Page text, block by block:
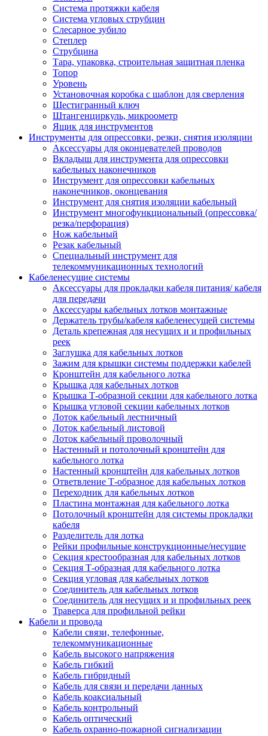
Система протяжки кабеля
Система угловых струбцин
Слесарное зубило
Степлер
Струбцина
Тара, упаковка, строительная защитная пленка
Топор
Уровень
Установочная коробка с шаблон для сверления
Шестигранный ключ
Штангенциркуль, микроометр
Ящик для инструментов
Инструменты для опрессовки, резки, снятия изоляции
Аксессуары для оконцевателей проводов
Вкладыш для инструмента для опрессовки
кабельных наконечников
Инструмент для опрессовки кабельных
наконечников, оконцевания
Инструмент для снятия изоляции кабельный
Инструмент многофункциональный (опрессовка/
резка/перфорация)
Нож кабельный
Резак кабельный
Специальный инструмент для
телекоммуникационных технологий
Кабеленесущие системы
Аксессуары для прокладки кабеля питания/ кабеля
для передачи
Аксессуары кабельных лотков монтажные
Держатель трубы/кабеля кабеленесущей системы
Деталь крепежная для несущих и и профильных
реек
Заглушка для кабельных лотков
Зажим для крышки системы поддержки кабелей
Кронштейн для кабельного лотка
Крышка для кабельных лотков
Крышка Т-образной секции для кабельного лотка
Крышка угловой секции кабельных лотков
Лоток кабельный лестничный
Лоток кабельный листовой
Лоток кабельный проволочный
Настенный и потолочный кронштейн для
кабельного лотка
Настенный кронштейн для кабельных лотков
Ответвление Т-образное для кабельных лотков
Переходник для кабельных лотков
Пластина монтажная для кабельного лотка
Потолочный кронштейн для системы прокладки
кабеля
Разделитель для лотка
Рейки профильные конструкционные/несущие
Секция крестообразная для кабельных лотков
Секция Т-образная для кабельного лотка
Секция угловая для кабельных лотков
Соединитель для кабельных лотков
Соединитель для несущих и и профильных реек
Траверса для профильной рейки
Кабели и провода
Кабели связи, телефонные,
телекоммуникационные
Кабель высокого напряжения
Кабель гибкий
Кабель гибридный
Кабель для связи и передачи данных
Кабель коаксиальный
Кабель контрольный
Кабель оптический
Кабель охранно-пожарной сигнализации